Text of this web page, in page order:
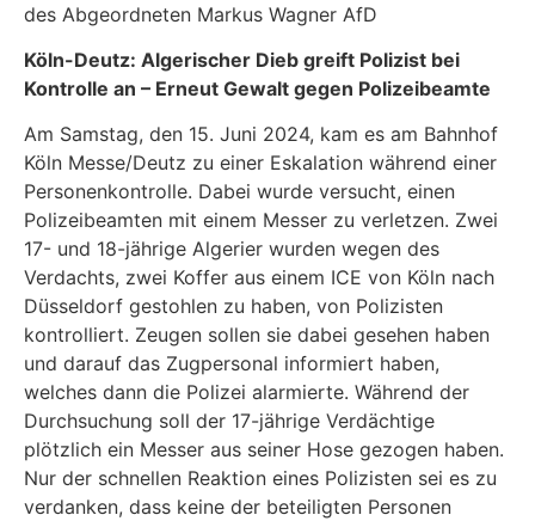
des Abgeordneten Markus Wagner AfD
Köln-Deutz: Algerischer Dieb greift Polizist bei
Kontrolle an – Erneut Gewalt gegen Polizeibeamte
Am Samstag, den 15. Juni 2024, kam es am Bahnhof
Köln Messe/Deutz zu einer Eskalation während einer
Personenkontrolle. Dabei wurde versucht, einen
Polizeibeamten mit einem Messer zu verletzen. Zwei
17- und 18-jährige Algerier wurden wegen des
Verdachts, zwei Koffer aus einem ICE von Köln nach
Düsseldorf gestohlen zu haben, von Polizisten
kontrolliert. Zeugen sollen sie dabei gesehen haben
und darauf das Zugpersonal informiert haben,
welches dann die Polizei alarmierte. Während der
Durchsuchung soll der 17-jährige Verdächtige
plötzlich ein Messer aus seiner Hose gezogen haben.
Nur der schnellen Reaktion eines Polizisten sei es zu
verdanken, dass keine der beteiligten Personen